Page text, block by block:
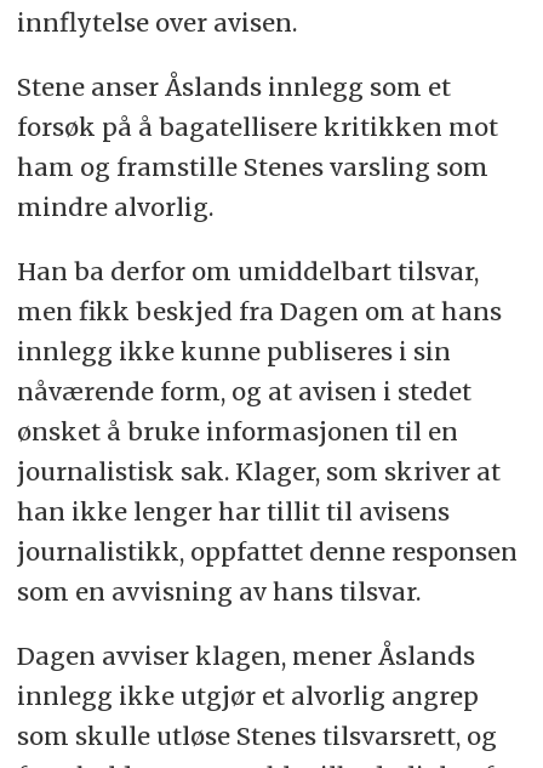
innflytelse over avisen.
Stene anser Åslands innlegg som et
forsøk på å bagatellisere kritikken mot
ham og framstille Stenes varsling som
mindre alvorlig.
Han ba derfor om umiddelbart tilsvar,
men fikk beskjed fra Dagen om at hans
innlegg ikke kunne publiseres i sin
nåværende form, og at avisen i stedet
ønsket å bruke informasjonen til en
journalistisk sak. Klager, som skriver at
han ikke lenger har tillit til avisens
journalistikk, oppfattet denne responsen
som en avvisning av hans tilsvar.
Dagen avviser klagen, mener Åslands
innlegg ikke utgjør et alvorlig angrep
som skulle utløse Stenes tilsvarsrett, og